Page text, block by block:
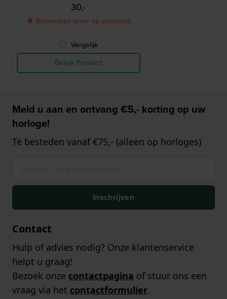
30,-
● Binnenkort weer op voorraad
Vergelijk
Bekijk Product
Meld u aan en ontvang €5,- korting op uw
horloge!
Te besteden vanaf €75,- (alleen op horloges)
Inschrijven
Contact
Hulp of advies nodig? Onze klantenservice
helpt u graag!
Bezoek onze contactpagina of stuur ons een
vraag via het contactformulier.